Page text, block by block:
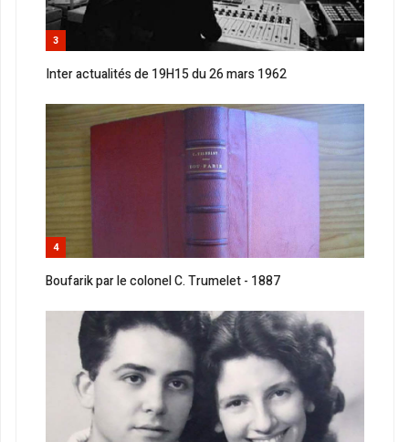
3
Inter actualités de 19H15 du 26 mars 1962
4
Boufarik par le colonel C. Trumelet - 1887